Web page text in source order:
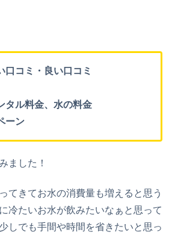
口コミ ・ 良い口コミ
タル料金、水の料金
ーン
ました！
てきてお水の消費量も増えると思う
冷たいお水が飲みたいなぁと思って
しでも手間や時間を省きたいと思っ